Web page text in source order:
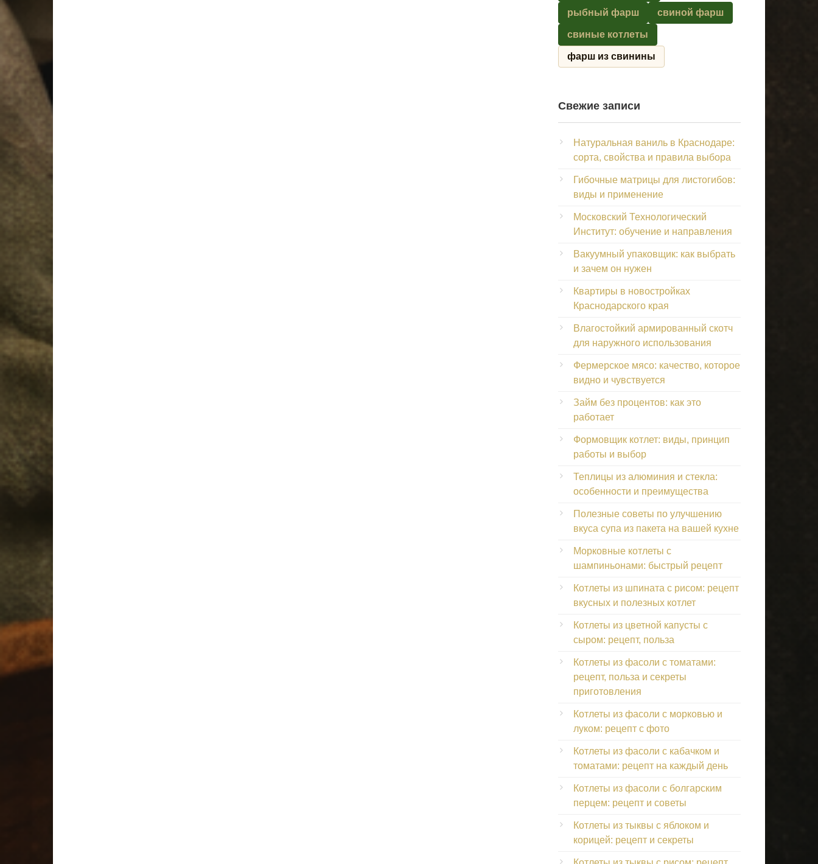
рыбный фарш свиной фарш
свиные котлеты
фарш из свинины
Свежие записи
Натуральная ваниль в Краснодаре:
сорта, свойства и правила выбора
Гибочные матрицы для листогибов:
виды и применение
Московский Технологический
Институт: обучение и направления
Вакуумный упаковщик: как выбрать
и зачем он нужен
Квартиры в новостройках
Краснодарского края
Влагостойкий армированный скотч
для наружного использования
Фермерское мясо: качество, которое
видно и чувствуется
Займ без процентов: как это
работает
Формовщик котлет: виды, принцип
работы и выбор
Теплицы из алюминия и стекла:
особенности и преимущества
Полезные советы по улучшению
вкуса супа из пакета на вашей кухне
Морковные котлеты с
шампиньонами: быстрый рецепт
Котлеты из шпината с рисом: рецепт
вкусных и полезных котлет
Котлеты из цветной капусты с
сыром: рецепт, польза
Котлеты из фасоли с томатами:
рецепт, польза и секреты
приготовления
Котлеты из фасоли с морковью и
луком: рецепт с фото
Котлеты из фасоли с кабачком и
томатами: рецепт на каждый день
Котлеты из фасоли с болгарским
перцем: рецепт и советы
Котлеты из тыквы с яблоком и
корицей: рецепт и секреты